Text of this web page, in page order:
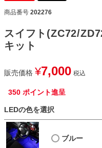
商品番号 202276
スイフト(ZC72/
キット
販売価格 ¥7,000 税込
350 ポイント進呈
LEDの色を選択
ブルー